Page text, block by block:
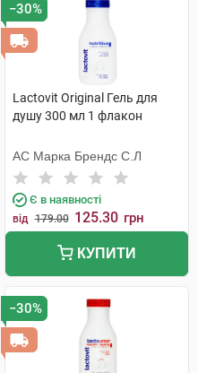
−30%
Lactovit Original Гель для
душу 300 мл 1 флакон
АС Марка Брендс С.Л
Є в наявності
від 179.00 125.30 грн
КУПИТИ
−30%